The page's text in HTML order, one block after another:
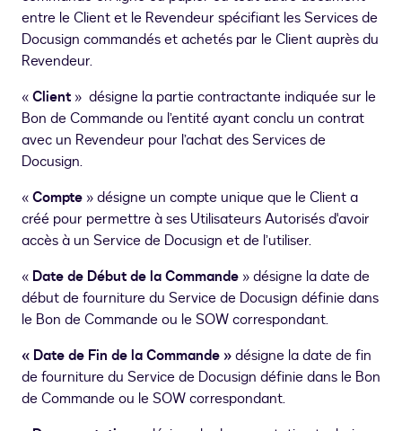
entre le Client et le Revendeur spécifiant les Services de
Docusign commandés et achetés par le Client auprès du
Revendeur.
«Client » désigne la partie contractante indiquée sur le
Bon de Commande ou l’entité ayant conclu un contrat
avec un Revendeur pour l’achat des Services de
Docusign.
«Compte » désigne un compte unique que le Client a
créé pour permettre à ses Utilisateurs Autorisés d'avoir
accès à un Service de Docusign et de l’utiliser.
« Date de Début de la Commande » désigne la date de
début de fourniture du Service de Docusign définie dans
le Bon de Commande ou le SOW correspondant.
« Date de Fin de la Commande »désigne la date de fin
de fourniture du Service de Docusign définie dans le Bon
de Commande ou le SOW correspondant.